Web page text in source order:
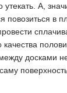
утекать. А,
повозиться в
качества
досками